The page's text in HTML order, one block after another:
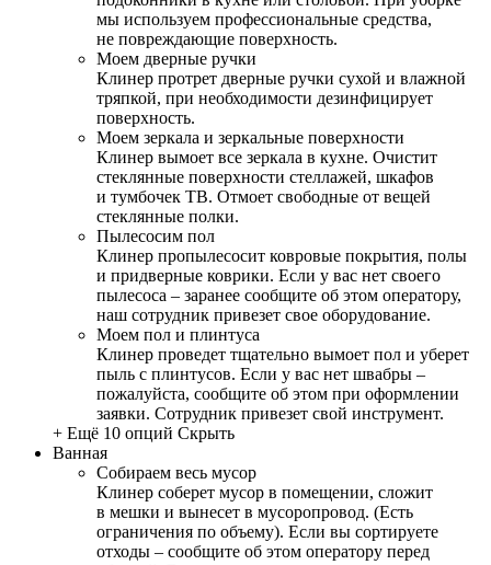
мы используем профессиональные средства,
не повреждающие поверхность.
Моем дверные ручки
Клинер протрет дверные ручки сухой и влажной
тряпкой, при необходимости дезинфицирует
поверхность.
Моем зеркала и зеркальные поверхности
Клинер вымоет все зеркала в кухне. Очистит
стеклянные поверхности стеллажей, шкафов
и тумбочек ТВ. Отмоет свободные от вещей
стеклянные полки.
Пылесосим пол
Клинер пропылесосит ковровые покрытия, полы
и придверные коврики. Если у вас нет своего
пылесоса – заранее сообщите об этом оператору,
наш сотрудник привезет свое оборудование.
Моем пол и плинтуса
Клинер проведет тщательно вымоет пол и уберет
пыль с плинтусов. Если у вас нет швабры –
пожалуйста, сообщите об этом при оформлении
заявки. Сотрудник привезет свой инструмент.
+ Ещё 10 опций Скрыть
Ванная
Собираем весь мусор
Клинер соберет мусор в помещении, сложит
в мешки и вынесет в мусоропровод. (Есть
ограничения по объему). Если вы сортируете
отходы – сообщите об этом оператору перед